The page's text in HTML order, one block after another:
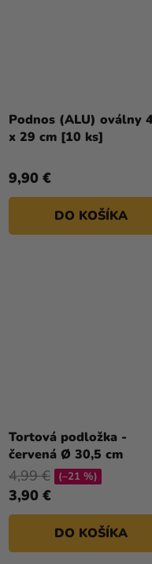
Podnos (ALU) oválny
x 29 cm [10 ks]
9,90 €
DO KOŠÍKA
Tortová podložka -
červená Ø 30,5 cm
3,90 €
4,99 € (–21 %)
DO KOŠÍKA